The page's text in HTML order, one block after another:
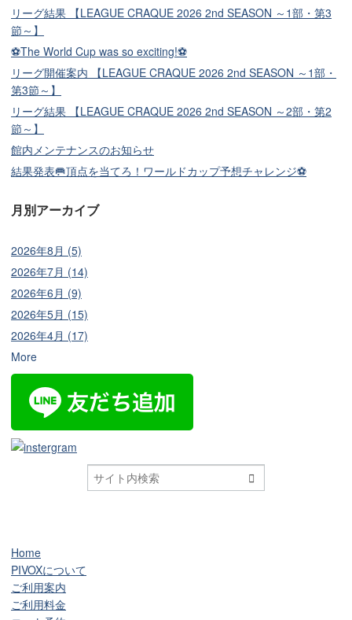
リーグ結果 【LEAGUE CRAQUE 2026 2nd SEASON ～1部・第3
節～】
⚽The World Cup was so exciting!⚽
リーグ開催案内 【LEAGUE CRAQUE 2026 2nd SEASON ～1部・
第3節～】
リーグ結果 【LEAGUE CRAQUE 2026 2nd SEASON ～2部・第2
節～】
館内メンテナンスのお知らせ
結果発表🥅頂点を当てろ！ワールドカップ予想チャレンジ⚽
月別アーカイブ
2026年8月 (5)
2026年7月 (14)
2026年6月 (9)
2026年5月 (15)
2026年4月 (17)
More

Home
PIVOXについて
ご利用案内
ご利用料金